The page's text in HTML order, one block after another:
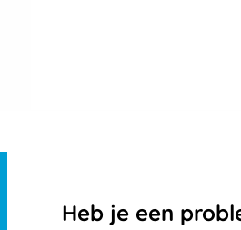
Heb je een